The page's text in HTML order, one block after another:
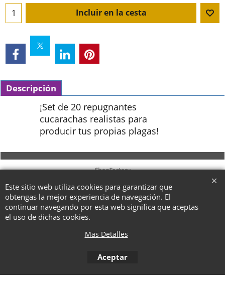
Incluir en la cesta
Descripción
¡Set de 20 repugnantes
cucarachas realistas para
producir tus propias plagas!
To create online store ShopFactory eCommerce software was used.
Este sitio web utiliza cookies para garantizar que
obtengas la mejor experiencia de navegación. El
continuar navegando por esta web significa que aceptas
el uso de dichas cookies.
Mas Detalles
Aceptar